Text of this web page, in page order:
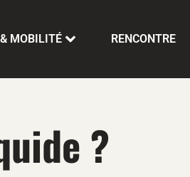
MOBILITÉ RENCONTRE
?